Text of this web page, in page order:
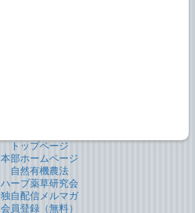
トップページ
本部ホームページ
自然有機農法
ハーブ薬草研究会
独自配信メルマガ
会員登録（無料）